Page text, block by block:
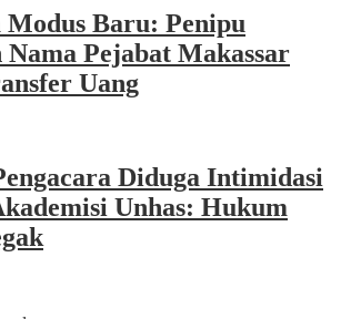
Modus Baru: Penipu
Nama Pejabat Makassar
Uang
Diduga Intimidasi
Unhas: Hukum